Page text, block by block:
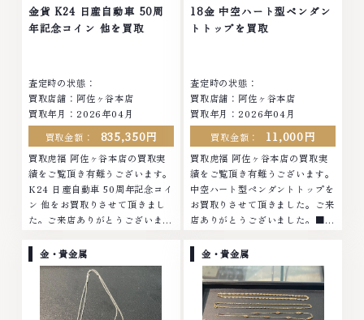
店ではお値段の付かなかったお品
物でも、一点一点丁寧に無料で査
無休
他店ではお値段の付かなかったお
品物でも、一点一点丁寧に無料で
中無休
金貨 K24 日産自動車 50周
年記念コイン 他を買取
査定時の状態：
買取店舗：阿佐ヶ谷本店
買取年月：2026年04月
買取金額：
835,350円
買取虎福 阿佐ヶ谷本店の買取実
績をご覧頂き有難うございます。
K24 日産自動車 50周年記念コイ
ン 他をお買取りさせて頂きまし
た。ご来店ありがとうございまし
ラチナ ダイヤモンド ブランド品
ブランド衣類 お酒買取りのこと
なら、お任せくださいなかでも
金・プラチナ等のアクセサリー・
貴金属・宝石・ダイヤモンド・ジ
18金 中空ハート型ペンダン
トトップを買取
査定時の状態：
買取店舗：阿佐ヶ谷本店
買取年月：2026年04月
買取金額：
11,000円
買取虎福 阿佐ヶ谷本店の買取実
績をご覧頂き有難うございます。
中空ハート型ペンダントトップを
お買取りさせて頂きました。ご来
店ありがとうございました。■地
イヤモンド ブランド品 ブランド
衣類 お酒買取りのことなら、お
任せくださいなかでも金・プラチ
ナ等のアクセサリー・貴金属・宝
石・ダイヤモンド・ジュエリーや
金・貴金属 金・貴金属